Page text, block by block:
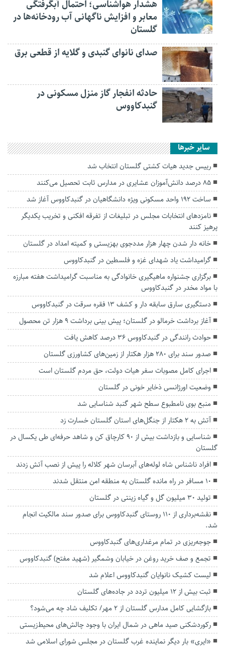
هشدار هواشناسی؛ احتمال آبگرفتگی
معابر و افزایش ناگهانی آب رودخانه‌ها در
گلستان
صدای نانوای گنبدی و گلایه از قطعی برق
حادثه انفجار گاز منزل مسکونی در
گنبدکاووس
سایر خبرها
رییس جدید هیات کشتی گلستان‌ انتخاب شد
۸۵ درصد دانش‌آموزان عشایری در مدارس ثابت تحصیل می‌کنند
ساخت ۱۹۲ واحد مسکونی ویژه دانشگاهیان در گنبدکاووس آغاز شد
نامزد‌های انتخابات مجلس در تبلیغات از تفرقه افکنی و تخریب یکدیگر
پرهیز کنند
خانه دار شدن چهار هزار مددجوی بهزیستی و کمیته امداد در گلستان
گرامیداشت یاد شهدای غزه و فلسطین در گنبدکاووس
برگزاری جشنواره ماهیگیری خانوادگی به‌ مناسبت گرامیداشت هفته مبارزه
با مواد مخدر در گنبدکاووس
دستگیری سارق سابقه دار و کشف ۱۳ فقره سرقت در گنبدکاووس
آغاز برداشت خرمالو در گلستان؛ پیش بینی برداشت ۹ هزار تن محصول
حوادث رانندگی در گنبدکاووس ۳۶ درصد کاهش یافت
صدور سند برای ۲۸۰ هزار هکتار از زمین‌های کشاورزی گلستان
اجرای کامل مصوبات سفر هیات دولت، حق مردم گلستان است
وضعیت اورژانسی ذخایر خونی در گلستان
منبع بوی نامطبوع سطح شهر گنبد شناسایی شد
آتش به ۲ هکتار از جنگل‌های استان گلستان خسارت زد
شناسایی و بازداشت بیش از ۹۰ کارچاق کن و شاهد حرفه‌ای طی یکسال در
گلستان
افراد ناشناس شاه لوله‌های آبرسان شهر کلاله را پیش از نصب آتش زدند
۱۰ مسافر در راه مانده گلستان به منطقه امن منتقل شدند
تولید ۳۰ میلیون گل و گیاه زینتی در گلستان
نقشه‌برداری از ۱۱۰ روستای گنبدکاووس برای صدور سند مالکیت انجام
شد.
جوجه‌ریزی در تمام مرغداری‌های گنبدکاووس
تجمع و صف خرید روغن در خیابان وشمگیر (شهید مفتح) گنبدکاووس
لیست کشیک نانوایان گنبدکاووس اعلام شد
ثبت بیش از ۱۲ میلیون تردد در جاده‌های گلستان
بازگشایی کامل مدارس گلستان از ۲ مهر/ تکلیف شاد چه می‌شود؟
رکوردشکنی صید ماهی در شمال ایران با وجود چالش‌های محیط‌زیستی
«ایری» بار دیگر نماینده غرب گلستان در مجلس شورای اسلامی شد